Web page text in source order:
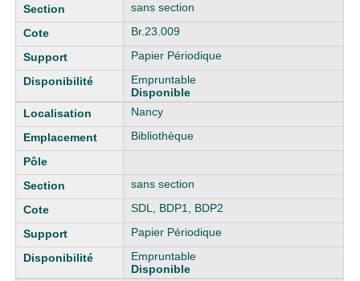
sans section
Br.23.009
Papier Périodique
Empruntable
Disponible
Nancy
Bibliothèque
sans section
SDL, BDP1, BDP2
Papier Périodique
Empruntable
Disponible